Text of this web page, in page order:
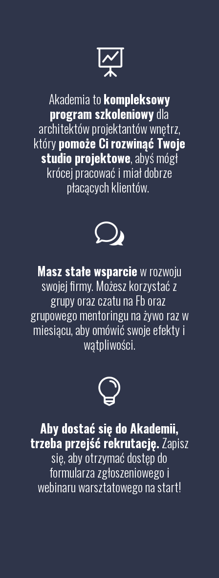

Akademia tokompleksowy
program szkoleniowydla
architektów projektantów wnętrz,
którypomoże Cirozwinąć Twoje
studio projektowe, abyś mógł
krócej pracować i miał dobrze
płacących klientów.
w
Masz stałe wsparciew rozwoju
swojej firmy. Możesz korzystać z
grupy oraz czatu na Fb oraz
grupowego mentoringu na żywo raz w
miesiącu, aby omówić swoje efekty i
wątpliwości.

Aby dostać się do Akademii,
trzeba przejść rekrutację.Zapisz
się, aby otrzymać dostęp do
formularza zgłoszeniowego i
webinaru warsztatowego na start!